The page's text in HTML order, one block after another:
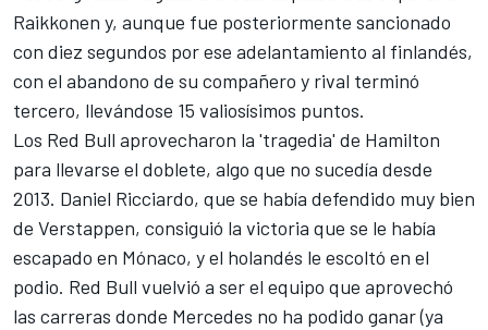
Raikkonen y, aunque fue posteriormente sancionado
con diez segundos por ese adelantamiento al finlandés,
con el abandono de su compañero y rival terminó
tercero, llevándose 15 valiosísimos puntos.
Los Red Bull aprovecharon la 'tragedia' de Hamilton
para llevarse el doblete, algo que no sucedía desde
2013. Daniel Ricciardo, que se había defendido muy bien
de Verstappen, consiguió la victoria que se le había
escapado en Mónaco, y el holandés le escoltó en el
podio. Red Bull vuelvió a ser el equipo que aprovechó
las carreras donde Mercedes no ha podido ganar (ya